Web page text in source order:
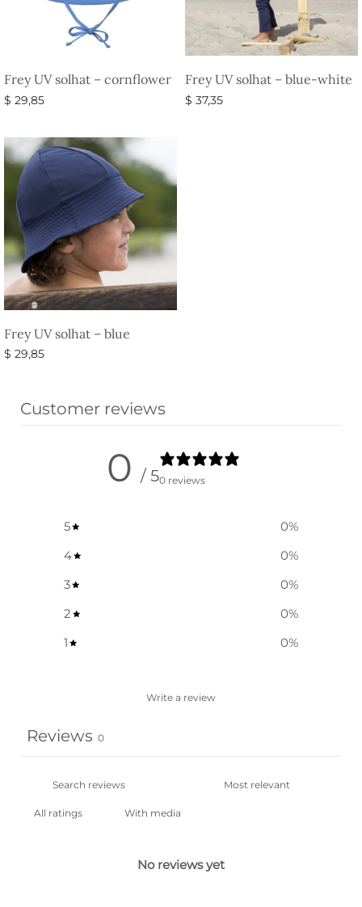
Frey UV solhat – cornflower
$ 29,85
Frey UV solhat – blue-white
$ 37,35
Frey UV solhat – blue
$ 29,85
Customer reviews
0 / 50 reviews
5 0%
4
0%
3
0%
2
0%
1
0%
Write a review
Reviews 0
With media
No reviews yet